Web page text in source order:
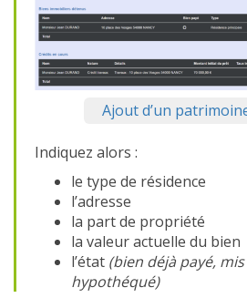
Ajout d’un
Indiquez alors :
le type de résidence
l’adresse
la part de propriété
la valeur actuelle du bien
l’état (bien déjà payé,
hypothéqué)